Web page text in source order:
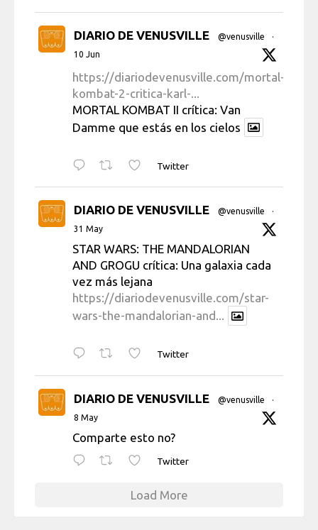
DIARIO DE VENUSVILLE @venusville
·
10 Jun
https://diariodevenusville.com/mortal-
kombat-2-critica-karl-...
MORTAL KOMBAT II crítica: Van
Damme que estás en los cielos
Twitter
DIARIO DE VENUSVILLE @venusville
·
31 May
STAR WARS: THE MANDALORIAN
AND GROGU crítica: Una galaxia cada
vez más lejana
https://diariodevenusville.com/star-
wars-the-mandalorian-and...
Twitter
DIARIO DE VENUSVILLE @venusville
·
8 May
Comparte esto no?
Twitter
Load More